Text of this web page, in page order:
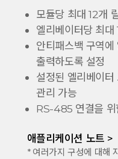
모듈당 최대 12개
엘리베이터당 최
안티패스백 구역
출력하도록 설정
설정된 엘리베이터
관리 가능
RS-485 연결을 위
애플리케이션 노트 >
* 여러가지 구성에 대해